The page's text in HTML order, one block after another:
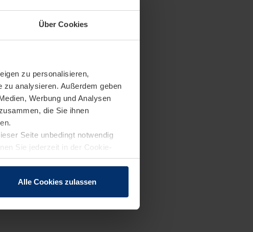
Über Cookies
zu personalisieren,
zu analysieren. Außerdem geben
Werbung und Analysen
die Sie ihnen
Seite unbedingt notwendig
Sie jederzeit in der Cookie-
Alle Cookies zulassen